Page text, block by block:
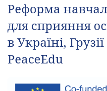
Реформа
для сприяння
в Україні,
PeaceEdu